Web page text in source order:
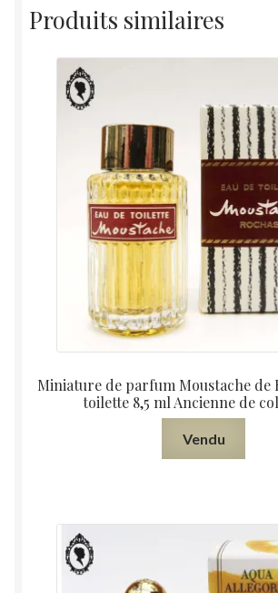
Produits similaires
Miniature de parfum Moustache de
toilette 8,5 ml Ancienne de
Vendu